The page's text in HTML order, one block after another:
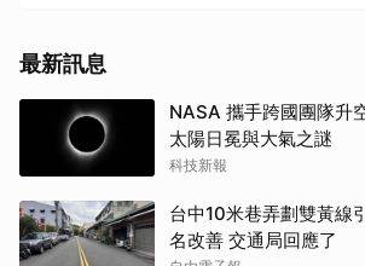
最新訊息
NASA 攜手跨國團隊升
太陽日冕與大氣之謎
科技新報
台中10米巷弄劃雙黃線
名改善 交通局回應了